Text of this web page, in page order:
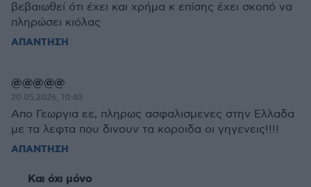
βεβαιωθεί ότι έχει και χρήμα κ επίσης έχει σκοπό να
πληρώσει κιόλας
ΑΠΑΝΤΗΣΗ
@@@@@
20.05.2026, 10:40
Απο Γεωργια εε, πληρως ασφαλισμενες στην Ελλαδα
με τα λεφτα που δινουν τα κοροιδα οι γηγενεις!!!!
ΑΠΑΝΤΗΣΗ
Και όχι μόνο